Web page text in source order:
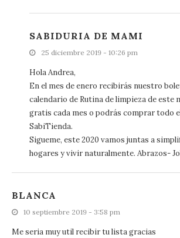
SABIDURIA DE MAMI
25 diciembre 2019 - 10:26 pm
Hola Andrea,
En el mes de enero recibirás nuestro
calendario de Rutina de limpieza de este
gratis cada mes o podrás comprar todo
SabiTienda.
Sigueme, este 2020 vamos juntas a
hogares y vivir naturalmente. Abrazos-
BLANCA
10 septiembre 2019 - 3:58 pm
Me seria muy util recibir tu lista gracias